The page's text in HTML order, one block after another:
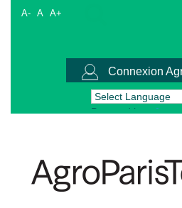
A- A A+
Connexion
Powered by